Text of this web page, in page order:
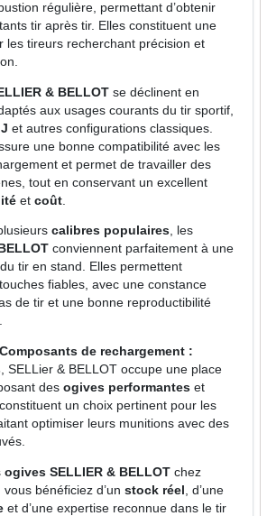
régulière, permettant d’obtenir
tir après tir. Elles constituent une
les tireurs recherchant précision et
& BELLOT se déclinent en
aux usages courants du tir sportif,
et autres configurations classiques.
une bonne compatibilité avec les
et permet de travailler des
tout en conservant un excellent
etcoût
calibres populaires, les
conviennent parfaitement à une
tir en stand. Elles permettent
fiables, avec une constance
de tir et une bonne reproductibilité
Composants de rechargement :
, SELLier & BELLOT occupe une place
desogives performantes et
un choix pertinent pour les
optimiser leurs munitions avec des
ogives SELLIER & BELLOT chez
bénéficiez d’unstock réel , d’une
et d’une expertise reconnue dans le tir